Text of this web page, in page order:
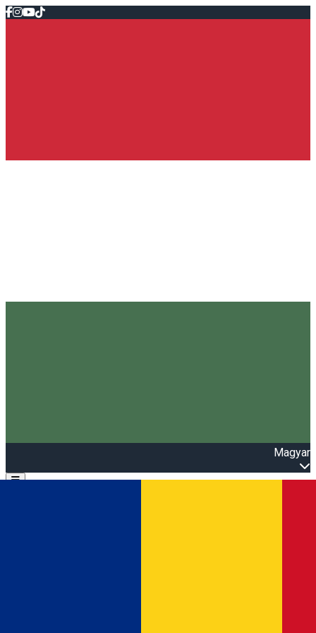
Magyar
Open main menu